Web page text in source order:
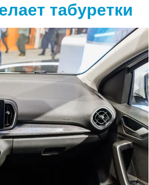
табуретки